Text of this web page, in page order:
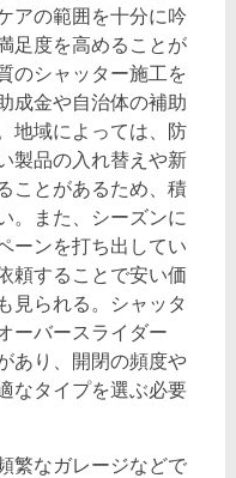
アの範囲を十分に吟
足度を高めることが
のシャッター施工を
成金や自治体の補助
地域によっては、防
製品の入れ替えや新
ことがあるため、積
。また、シーズンに
ーンを打ち出してい
頼することで安い価
見られる。シャッタ
ーバースライダー
あり、開閉の頻度や
なタイプを選ぶ必要
繁なガレージなどで